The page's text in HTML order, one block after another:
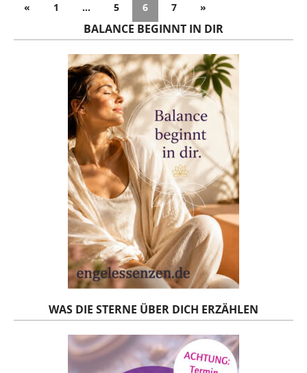
« 1 … 5 6 7 »
BALANCE BEGINNT IN DIR
WAS DIE STERNE ÜBER DICH ERZÄHLEN